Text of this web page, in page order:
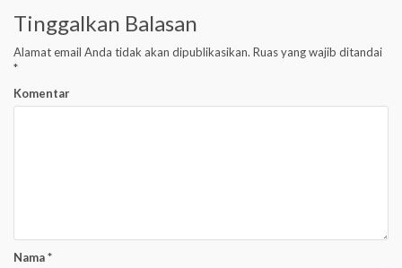
i
g
a
s
Tinggalkan Balasan
Alamat email Anda tidak akan dipublikasikan. Ruas yang wajib ditandai
*
Komentar
Nama*